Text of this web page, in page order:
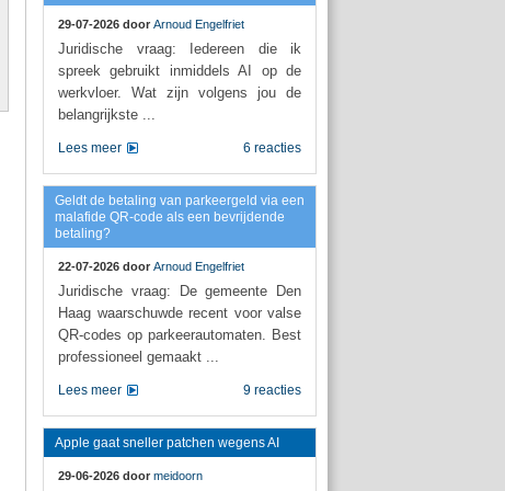
29-07-2026 door Arnoud Engelfriet
Juridische vraag: Iedereen die ik
spreek gebruikt inmiddels AI op de
werkvloer. Wat zijn volgens jou de
belangrijkste ...
6 reacties
Lees meer
Geldt de betaling van parkeergeld via een
malafide QR-code als een bevrijdende
betaling?
22-07-2026 door Arnoud Engelfriet
Juridische vraag: De gemeente Den
Haag waarschuwde recent voor valse
QR-codes op parkeerautomaten. Best
professioneel gemaakt ...
9 reacties
Lees meer
Apple gaat sneller patchen wegens AI
29-06-2026 door meidoorn